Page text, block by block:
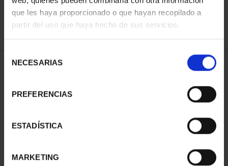
que les haya proporcionado o que hayan recopilado a
partir del uso que haya hecho de sus servicios.
NECESARIAS
PREFERENCIAS
ESTADÍSTICA
MARKETING
REFINAR
1 Productos encontrados